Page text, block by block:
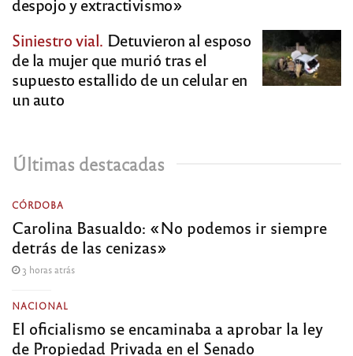
despojo y extractivismo»
Siniestro vial. Detuvieron al esposo
de la mujer que murió tras el
supuesto estallido de un celular en
un auto
Últimas destacadas
CÓRDOBA
Carolina Basualdo: «No podemos ir siempre
detrás de las cenizas»
3 horas atrás
NACIONAL
El oficialismo se encaminaba a aprobar la ley
de Propiedad Privada en el Senado